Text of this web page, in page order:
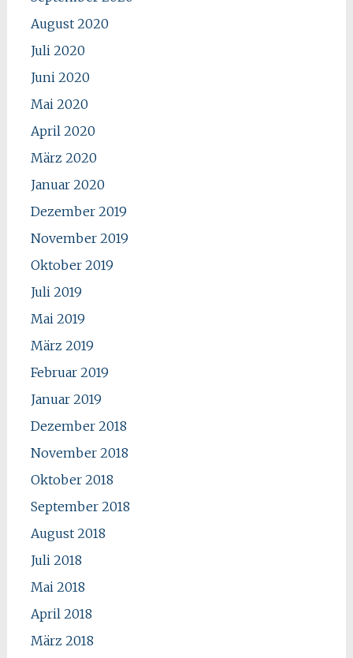
August 2020
Juli 2020
Juni 2020
Mai 2020
April 2020
März 2020
Januar 2020
Dezember 2019
November 2019
Oktober 2019
Juli 2019
Mai 2019
März 2019
Februar 2019
Januar 2019
Dezember 2018
November 2018
Oktober 2018
September 2018
August 2018
Juli 2018
Mai 2018
April 2018
März 2018